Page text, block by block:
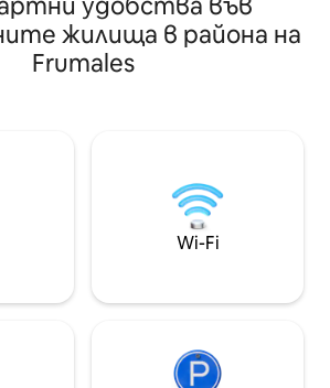
тук тишината е
отпуснете, да се
и уютна
градина с
всекидневни, 3
разпоредби. Регистрационен номер
C.R.-40/720
жилища в района на
Frumales
Wi-Fi